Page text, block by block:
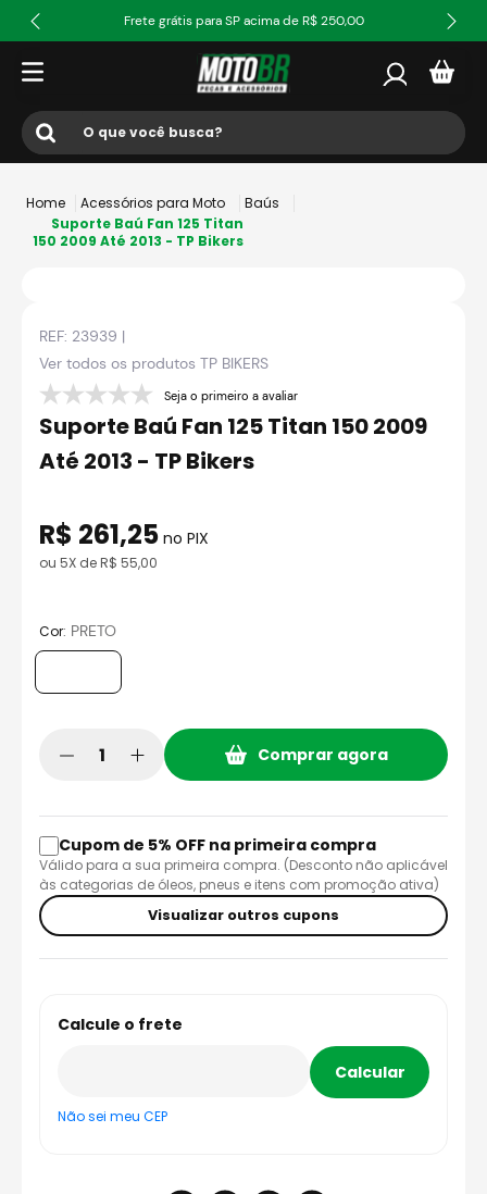
Frete grátis para SP acima de R$ 250,00
O que você busca?
ls2
4º fw3
5 º jaqueta
7º axxis fenix
9º capacete ls2
10º race tech
Acessórios para Moto
Baús
Suporte Baú Fan 125 Titan
150 2009 Até 2013 - TP Bikers
REF: 23939 |
Ver todos os produtos TP BIKERS
Seja o primeiro a avaliar
Suporte Baú Fan 125 Titan 150 2009
Até 2013 - TP Bikers
R$ 261,25 no PIX
ou 5X deR$ 55,00
Cor: PRETO
Comprar agora
Cupom de 5% OFF na primeira compra
Válido para a sua primeira compra. (Desconto não aplicável
às categorias de óleos, pneus e itens com promoção ativa)
Visualizar outros cupons
Não sei meu CEP